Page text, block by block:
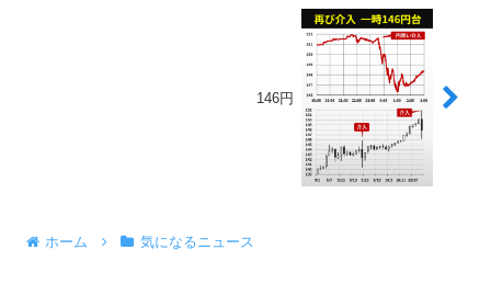
146円
ホーム 気になるニュース